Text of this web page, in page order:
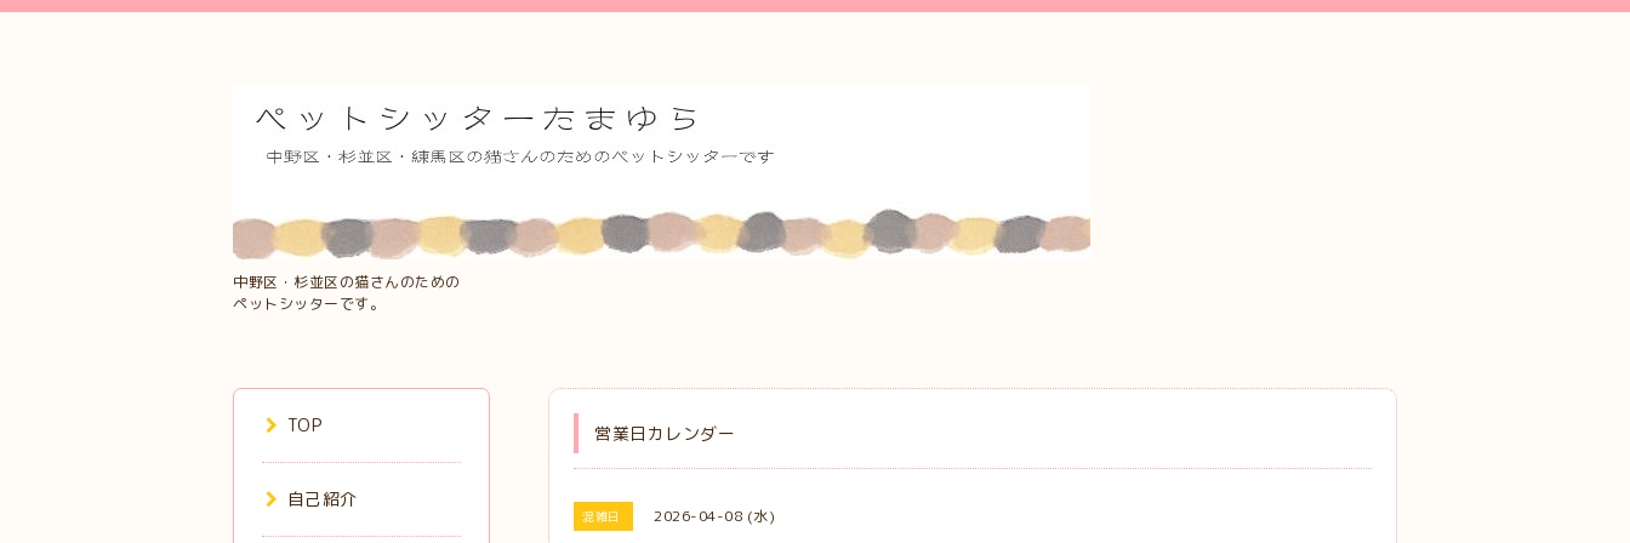
中野区・杉並区の猫さんのための
ペットシッターです。
営業日カレンダー
混雑日 2026-04-08 (水)
TOP
自己紹介